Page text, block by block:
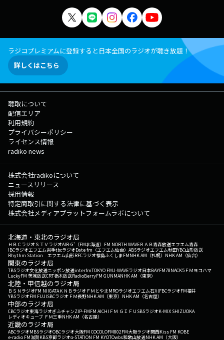
ラジコプレミアムに登録すると日本全国のラジオが聴き放題！
詳しくはこちら
聴取について
配信エリア
利用規約
プライバシーポリシー
ライセンス情報
radiko news
株式会社radikoについて
ニュースリリース
採用情報
特定商取引に関する法律に基づく表示
株式会社メディアプラットフォームラボについて
北海道・東北のラジオ局
ＨＢＣラジオＳＴＶラジオAIR-G'（FM北海道） FM NORTH WAVEＲＡＢ青森放送エフエム青森
IBCラジオエフエム岩手tbcラジオDate fm（エフエム仙台） ABSラジオエフエム秋田YBC山形放送
Rhythm Station エフエム山形RFCラジオ福島ふくしまFMNHK AM（札幌） NHK AM（仙台）
関東のラジオ局
TBSラジオ文化放送ニッポン放送interfmTOKYO FMJ-WAVEラジオ日本BAYFM78NACK5 ＦＭヨコハマ
LuckyFM 茨城放送CRT栃木放送RadioBerryFM GUNMANHK AM（東京）
北陸・甲信越のラジオ局
ＢＳＮラジオFM NIIGATAＫＮＢラジオ ＦＭとやまMROラジオエフエム石川FBCラジオFM福井
YBSラジオFM FUJISBCラジオ ＦＭ長野NHK AM（東京） NHK AM（名古屋）
中部のラジオ局
CBCラジオ東海ラジオぎふチャンZIP-FMFM AICHI ＦＭ ＧＩＦＵ SBSラジオK-MIX SHIZUOKA
レディオキューブ ＦＭ三重NHK AM（名古屋）
近畿のラジオ局
ABCラジオMBSラジオOBCラジオ大阪FM COCOLOFM802FM大阪ラジオ関西Kiss FM KOBE
e-radio FM滋賀KBS京都ラジオα-STATION FM KYOTOwbs和歌山放送NHK AM（大阪）